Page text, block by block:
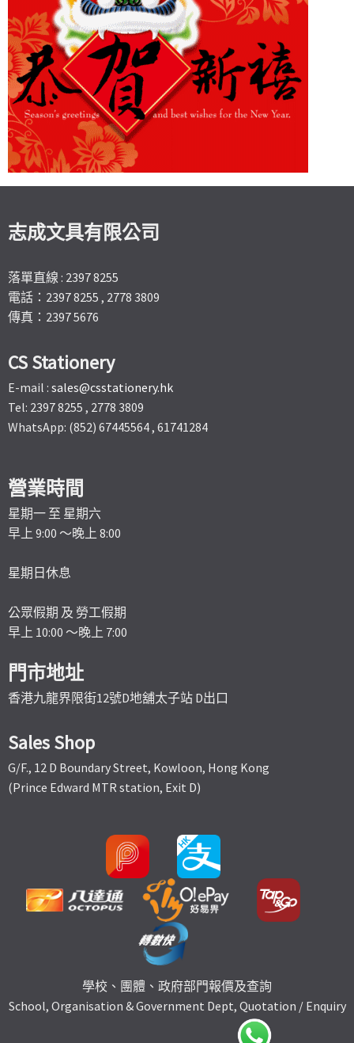
志成文具有限公司
落單直線 : 2397 8255
電話：2397 8255 , 2778 3809
傳真：2397 5676
CS Stationery
E-mail : sales@csstationery.hk
Tel: 2397 8255 , 2778 3809
WhatsApp: (852) 67445564 , 61741284
營業時間
星期一 至 星期六
早上 9:00 ～晚上 8:00
星期日休息
公眾假期 及 勞工假期
早上 10:00 ～晚上 7:00
門市地址
香港九龍界限街12號D地舖太子站 D出口
Sales Shop
G/F., 12 D Boundary Street, Kowloon, Hong Kong
(Prince Edward MTR station, Exit D)
學校、團體、政府部門報價及查詢
School, Organisation & Government Dept, Quotation / Enquiry